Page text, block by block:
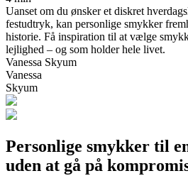
Uanset om du ønsker et diskret
festudtryk, kan personlige smykker
historie. Få inspiration til at vælge
lejlighed – og som holder hele livet.
Vanessa Skyum
Vanessa
Skyum
Personlige smykker til
uden at gå på